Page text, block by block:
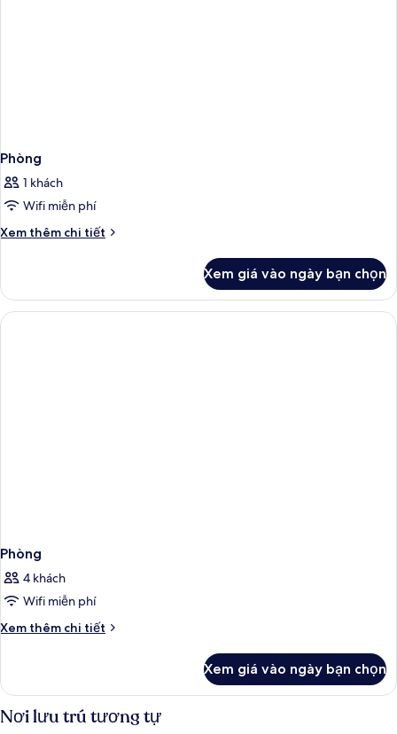
Phòng
1 khách
Wifi miễn phí
Xem thêm chi tiết
Chi
Phòng
Xem giá vào ngày bạn chọn
Phòng
4 khách
Wifi miễn phí
Xem thêm chi tiết
Chi
Phòng
Xem giá vào ngày bạn chọn
Nơi lưu trú tương tự